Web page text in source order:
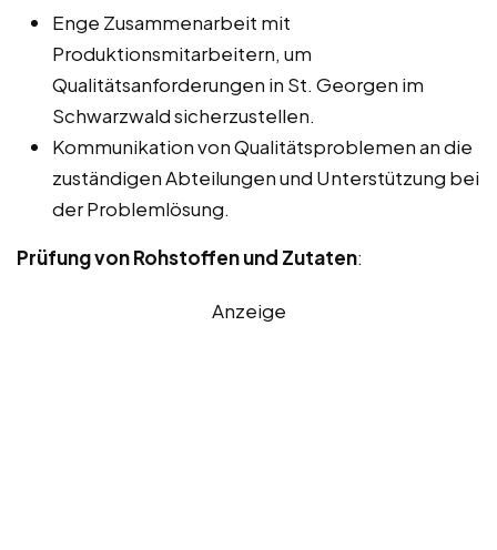
Enge Zusammenarbeit mit
Produktionsmitarbeitern, um
Qualitätsanforderungen in St. Georgen im
Schwarzwald sicherzustellen.
Kommunikation von Qualitätsproblemen an die
zuständigen Abteilungen und Unterstützung bei
der Problemlösung.
Prüfung von Rohstoffen und Zutaten:
Anzeige